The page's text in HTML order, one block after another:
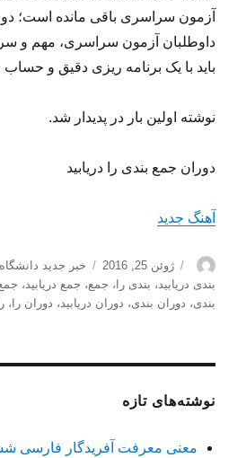
آزمون سراسری باقی مانده است؛
داوطلبان آزمون سراسری، مهم و
باید با یک برنامه ریزی دقیق و
نوشته اولین بار در پدیدار شد.
دوران جمع بندی را دریابید
آهنگ جدید
نویسنده
ارسال
شده
در
ژوئن 25, 2016 دسته‌ها
خبر جدید دانشگاه
بندی دریابید، بندی را ، جمع، جمع دریابید، جمع
بندی، دوران بندی، دوران دریابید، دوران را ،را
نوشته‌های تازه
معنی معرفت آفریدگار فارسی